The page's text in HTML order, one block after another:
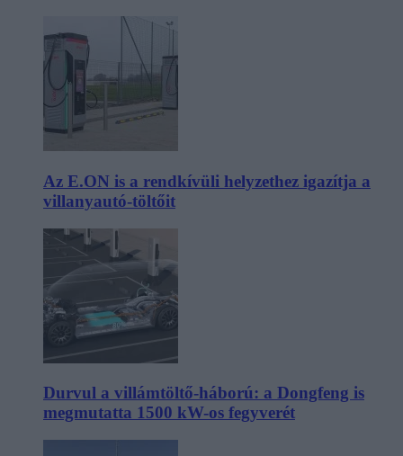
Az E.ON is a rendkívüli helyzethez igazítja a
villanyautó-töltőit
Durvul a villámtöltő-háború: a Dongfeng is
megmutatta 1500 kW-os fegyverét